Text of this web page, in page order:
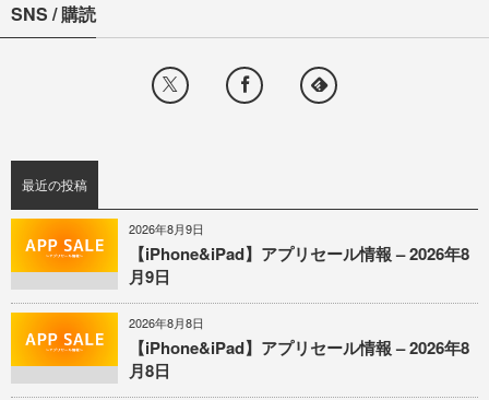
SNS / 購読
最近の投稿
2026年8月9日
【iPhone&iPad】アプリセール情報 – 2026年8
月9日
2026年8月8日
【iPhone&iPad】アプリセール情報 – 2026年8
月8日